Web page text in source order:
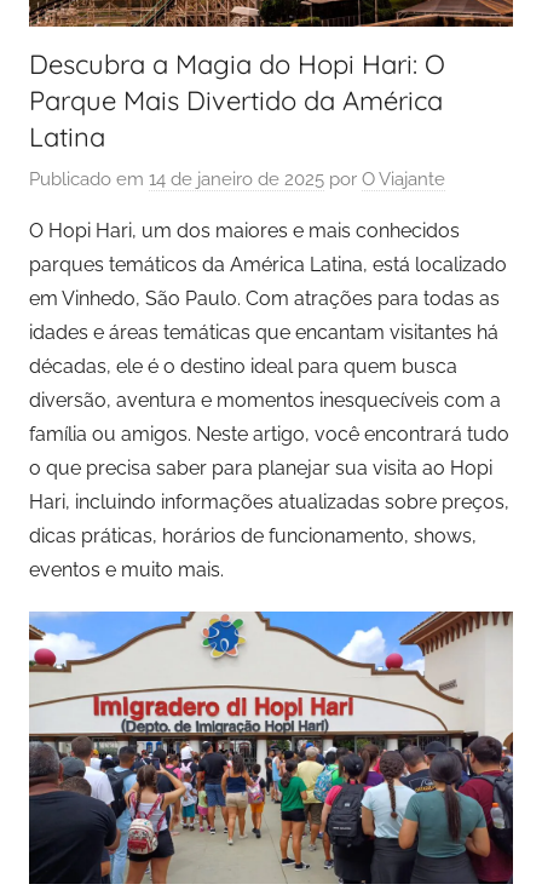
Descubra a Magia do Hopi Hari: O
Parque Mais Divertido da América
Latina
Publicado em 14 de janeiro de 2025 por O Viajante
O Hopi Hari, um dos maiores e mais conhecidos
parques temáticos da América Latina, está localizado
em Vinhedo, São Paulo. Com atrações para todas as
idades e áreas temáticas que encantam visitantes há
décadas, ele é o destino ideal para quem busca
diversão, aventura e momentos inesquecíveis com a
família ou amigos. Neste artigo, você encontrará tudo
o que precisa saber para planejar sua visita ao Hopi
Hari, incluindo informações atualizadas sobre preços,
dicas práticas, horários de funcionamento, shows,
eventos e muito mais.